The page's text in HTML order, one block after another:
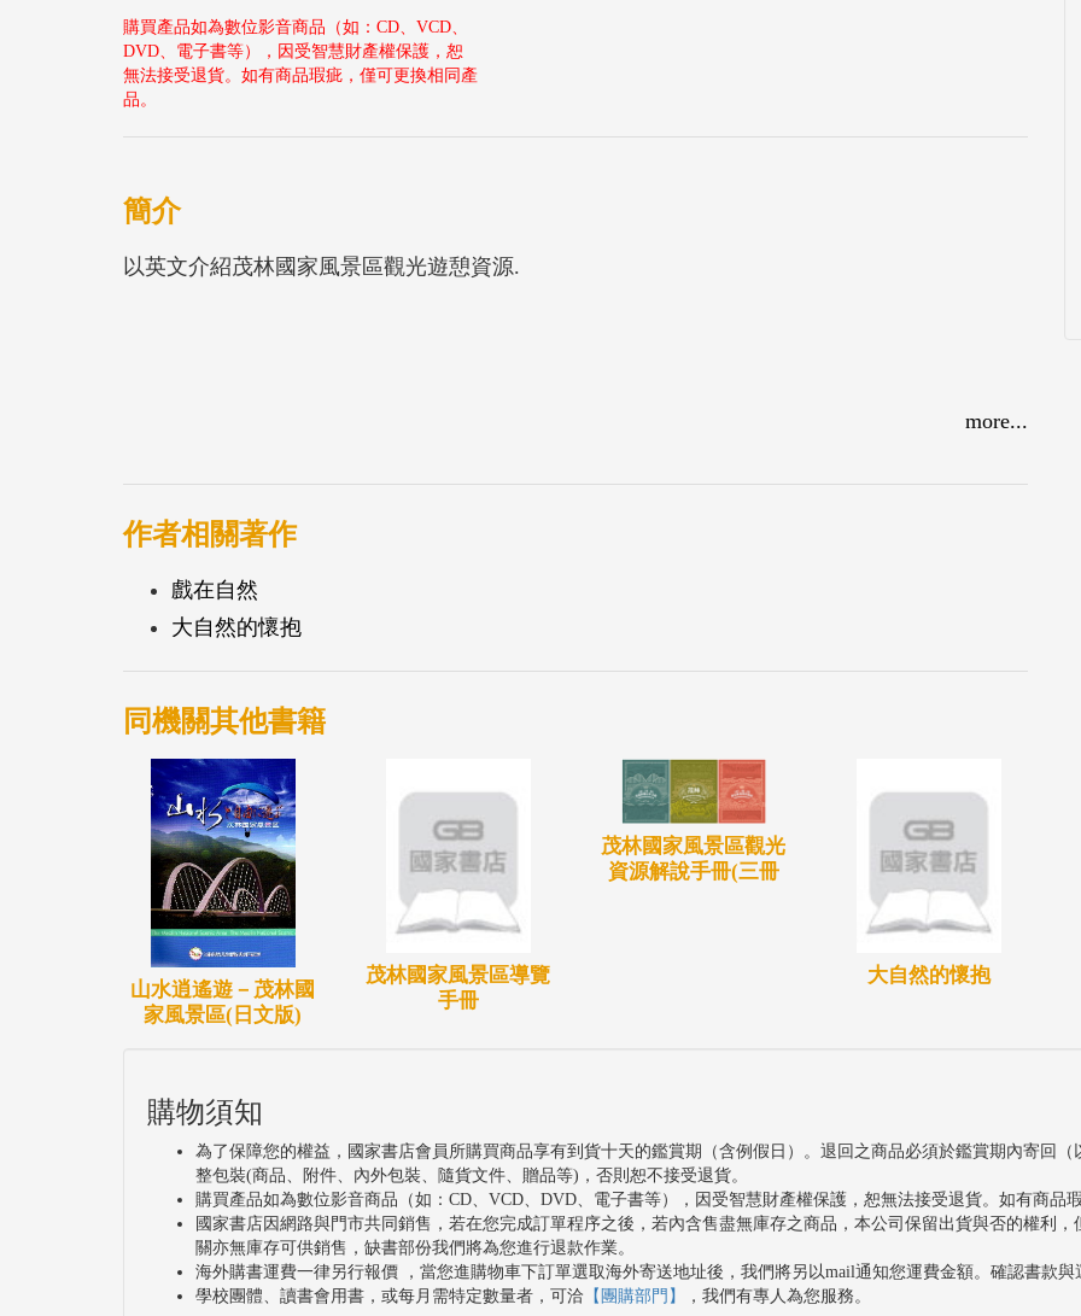
購買產品如為數位影音商品（如：CD、VCD、
DVD、電子書等），因受智慧財產權保護，恕
無法接受退貨。如有商品瑕疵，僅可更換相同產
品。
簡介
以英文介紹茂林國家風景區觀光遊憩資源.
more...
作者相關著作
戲在自然
大自然的懷抱
同機關其他書籍
山水逍遙遊－茂林國
家風景區(日文版)
茂林國家風景區導覽
手冊
茂林國家風景區觀光
資源解說手冊(三冊
大自然的懷抱
購物須知
為了保障您的權益，國家書店會員所購買商品享有到貨十天的鑑賞期（含例假日）。退回之商品必須於鑑賞期內寄回
整包裝(商品、附件、內外包裝、隨貨文件、贈品等)，否則恕不接受退貨。
購買產品如為數位影音商品（如：CD、VCD、DVD、電子書等），因受智慧財產權保護，恕無法接受退貨。如有商品
國家書店因網路與門市共同銷售，若在您完成訂單程序之後，若內含售盡無庫存之商品，本公司保留出貨與否的權利
關亦無庫存可供銷售，缺書部份我們將為您進行退款作業。
海外購書運費一律另行報價 ，當您進購物車下訂單選取海外寄送地址後，我們將另以mail通知您運費金額。確認書款
學校團體、讀書會用書，或每月需特定數量者，可洽 【團購部門】 ，我們有專人為您服務。